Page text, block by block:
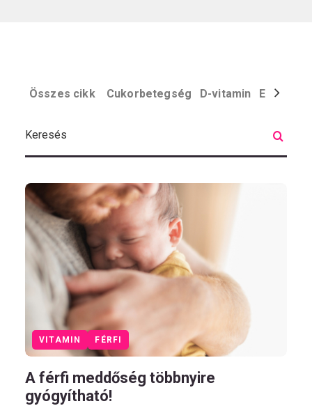
Összes cikk Cukorbetegség D-vitamin Egyéb
VITAMIN FÉRFI
A férfi meddőség többnyire
gyógyítható!